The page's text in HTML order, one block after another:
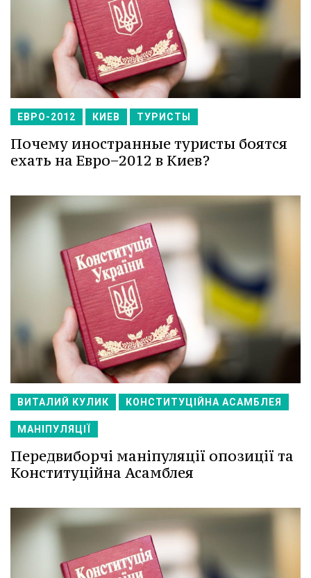
ЕВРО-2012 КИЕВ ТУРИСТЫ
Почему иностранные туристы боятся
ехать на Евро−2012 в Киев?
ВИТАЛИЙ КУЛИК КОНСТИТУЦІЙНА АСАМБЛЕЯ
МАНІПУЛЯЦІЇ
Передвиборчі маніпуляції опозиції та
Конституційна Асамблея